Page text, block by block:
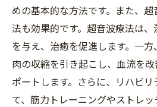
めの基本的な方法です。また、
法も効果的です。超音波療法は
を与え、治癒を促進します。一
肉の収縮を引き起こし、血流を
ポートします。さらに、リハビ
て、筋力トレーニングやストレ